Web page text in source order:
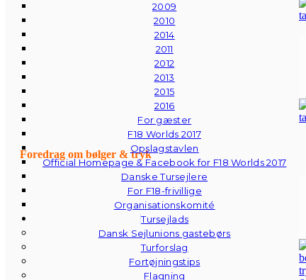
2009
2010
2014
2011
2012
2013
2015
2016
For gæster
F18 Worlds 2017
Opslagstavlen
Official Homepage & Facebook for F18 Worlds 2017
Danske Tursejlere
For F18-frivillige
Organisationskomité
Tursejlads
Dansk Sejlunions gastebørs
Turforslag
Fortøjningstips
Flagning
Foredrag om bølger & tryk